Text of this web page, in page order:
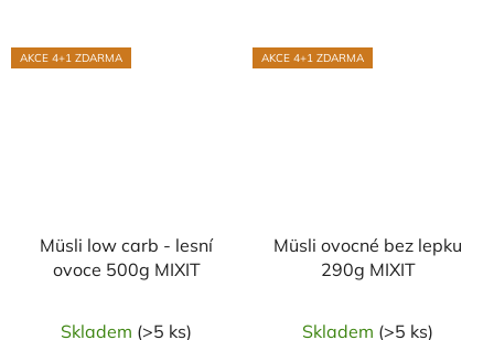
AKCE 4+1 ZDARMA
Müsli low carb - lesní
ovoce 500g MIXIT
Skladem (>5 ks)
AKCE 4+1 ZDARMA
Müsli ovocné bez lepku
290g MIXIT
Skladem (>5 ks)